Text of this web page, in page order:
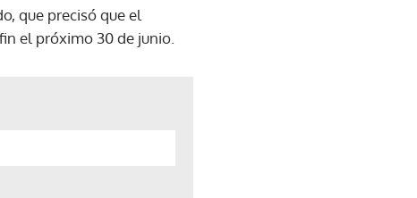
que precisó que el
el próximo 30 de junio.